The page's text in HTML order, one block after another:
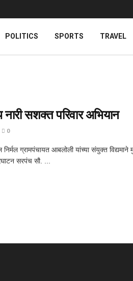
POLITICS SPORTS TRAVEL
सशक्त परिवार अभियान
0
ग्रामपंचायत आबलोली यांच्या संयुक्त विद्यमाने
सरपंच सौ. ...